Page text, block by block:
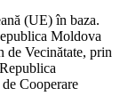
(UE) în baza.
Moldova
de Vecinătate, prin
Cooperare